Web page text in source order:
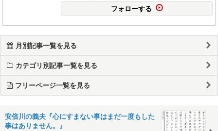
フォローする
月別記事一覧を見る
カテゴリ別記事一覧を見る
フリーページ一覧を見る
安倍川の義夫『心にすまない事はまだ一度もした
事はありません。』